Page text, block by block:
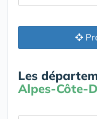
Les
Alpes-Côte-